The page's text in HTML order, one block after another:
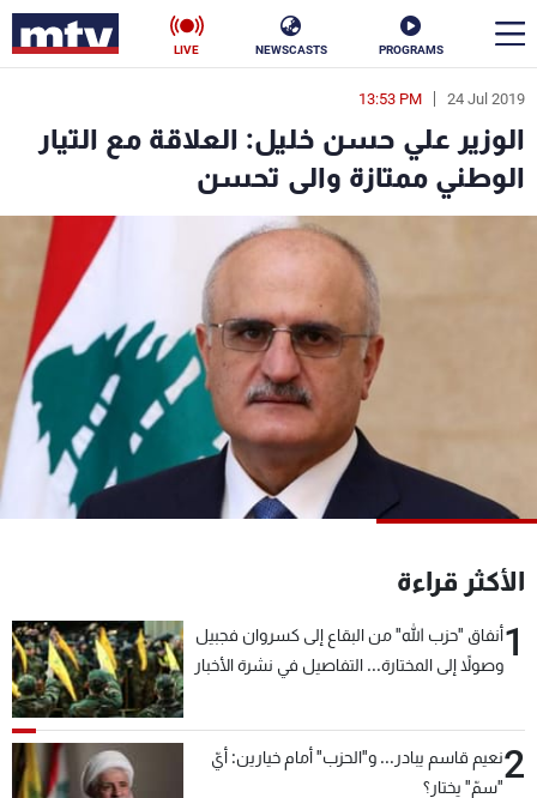
PROGRAMS
NEWSCASTS
LIVE
24 Jul 2019
13:53 PM
الوزير علي حسن خليل: العلاقة مع التيار
الوطني ممتازة والى تحسن
الأكثر قراءة
1أنفاق "حزب الله" من البقاع إلى كسروان فجبيل
وصولاً إلى المختارة... التفاصيل في نشرة الأخبار
2نعيم قاسم يبادر... و"الحزب" أمام خيارين: أيّ
"سمّ" يختار؟
en
الأخبار
سياسة
رياضة
البرامج
جدول البرامج
شاهد البرامج
الترددات
عن MTV
وظائف
شروط الإسـتخدام
سياسة الخصوصية